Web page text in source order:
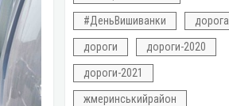
#ДеньВишиванки дорога
дороги дороги-2020
дороги-2021
жмеринськийрайон